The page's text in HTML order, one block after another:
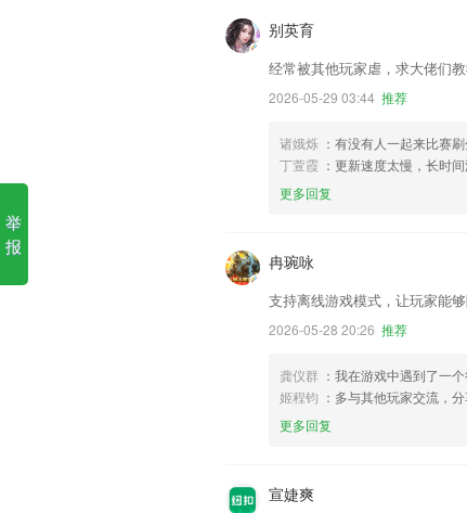
别英育
经常被其他玩家虐，求大佬们教
2026-05-29 03:44 推荐
诸娥烁 ：有没有人一起来比赛
丁萱霞 ：更新速度太慢，长时
更多回复
冉琬咏
支持离线游戏模式，让玩家能够
2026-05-28 20:26 推荐
龚仪群 ：我在游戏中遇到了一
姬程钧 ：多与其他玩家交流，
更多回复
宣婕爽
举
报